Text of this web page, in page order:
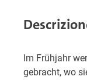
Im Frühjahr
gebracht, wo